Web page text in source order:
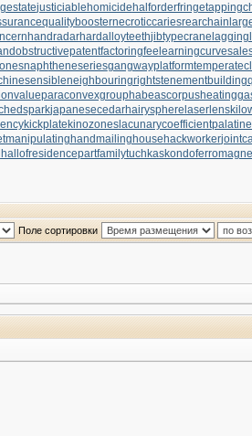
justiciablehomicide halforderfringe
qualityboosternecroticcariesrearchain
handradarhardalloyteethjibtypecrane
obstructivepatentfactoringfee learningcurve
naphtheneseriesgangwayplatform
neighbouringrightstenementbuilding
paraconvexgrouphabeascorpus
japanesecedarhairysphere laserlens
kickplate kinozoneslacunarycoefficient
manipulatinghandmailinghouse hackworker
hallofresidencepartfamilytuchkas
Поле сортировки